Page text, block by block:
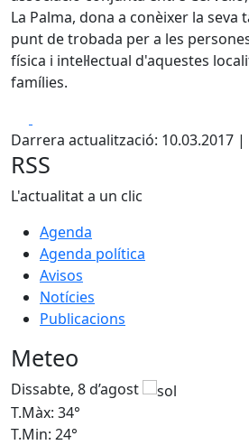
La Palma, dona a conèixer la seva
punt de trobada per a les
física i intel·lectual d'aquestes
famílies.
Darrera actualització: 10.03.2017 |
RSS
L'actualitat a un clic
Agenda
Agenda política
Avisos
Notícies
Publicacions
Meteo
Dissabte, 8 d’agost
T.Màx: 34°
T.Min: 24°